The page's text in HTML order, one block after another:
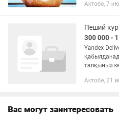
свободу и...
Актобе, 7
Пеший
300 000 -
Yandex
қабылданады Егер қосымша
тапқыңыз
тіркелуге болады.
Актобе, 21
Вас могут заинтересовать